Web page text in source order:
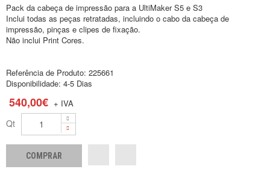
Pack da cabeça de impressão para a UltiMaker S5 e S3
Inclui todas as peças retratadas, incluindo o cabo da cabeça de
impressão, pinças e clipes de fixação.
Não inclui Print Cores.
Referência de Produto: 225661
Disponibilidade: 4-5 Dias
540,00€ + IVA
Qt